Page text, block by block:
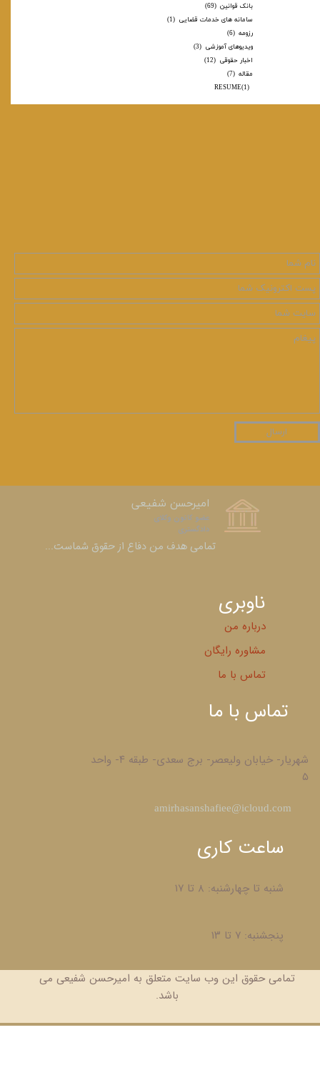
ارسال
بانک قوانین (69)
سامانه های خدمات قضایی (1)
رزومه (6)
ویدیوهای آموزشی (3)
اخبار حقوقی (12)
مقاله (7)
RESUME(1)
امیرحسن شفیعی
عضو کانون وکلای
دادگستری​​​​​​​
​​​​​​​تمامی هدف من دفاع از حقوق شماست...
ناوبری
درباره من
مشاوره رایگان
تماس با ما
تماس با ما
شهریار- خیابان ولیعصر- برج سعدی- طبقه ۴- واحد
۵
​amirhasanshafiee@icloud.com
ساعت کاری
شنبه تا چهارشنبه: ۸ تا ۱۷
پنجشنبه: ۷ تا ۱۳
تمامی حقوق این وب سایت متعلق به امیرحسن شفیعی می
باشد.